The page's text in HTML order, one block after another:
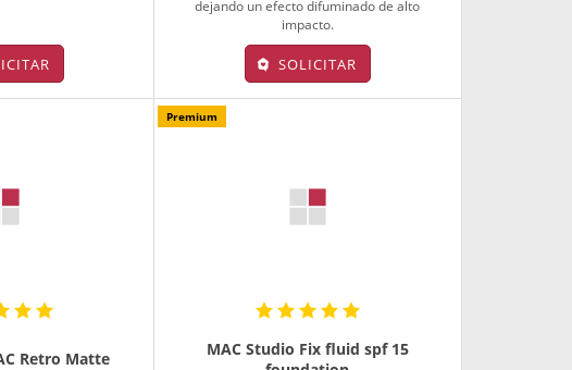
dejando un efecto difuminado de alto
impacto.
SOLICITAR
Retro Matte
Premium
MAC Studio Fix fluid spf 15